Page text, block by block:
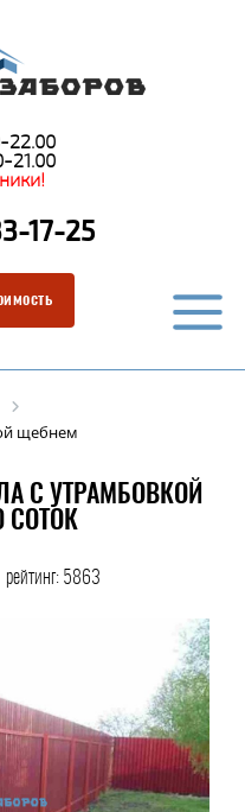
22.00
21.00
17-25
щебнем
С УТРАМБОВКОЙ
СОТОК
рейтинг: 5863